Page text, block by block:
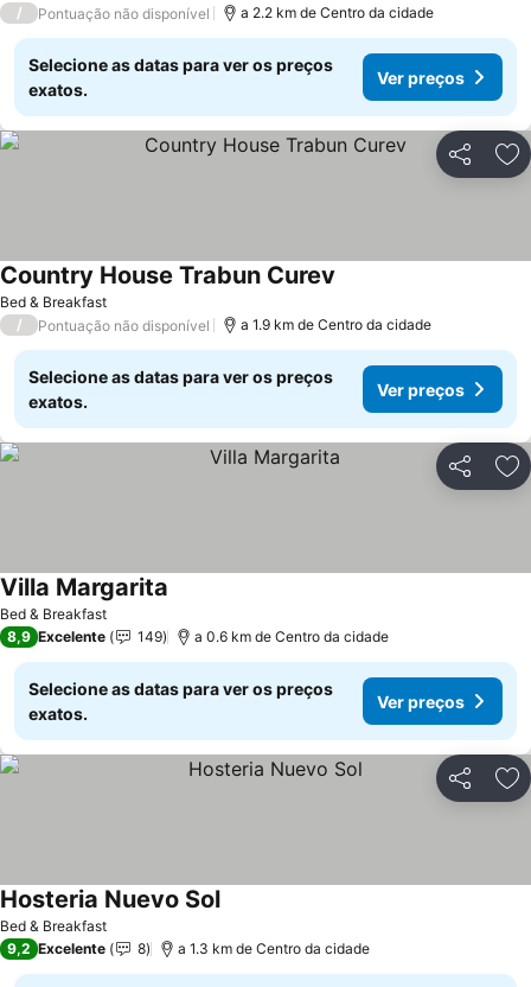
/ Pontuação não disponível a 2.2 km de Centro da cidade
Selecione as datas para ver os preços
exatos.
Ver preços
Partilhar
Bed & Breakfast
Country House Trabun Curev
/ Pontuação não disponível a 1.9 km de Centro da cidade
Selecione as datas para ver os preços
exatos.
Ver preços
Partilhar
Bed & Breakfast
Villa Margarita
8,9 Excelente 149 a 0.6 km de Centro da cidade
Selecione as datas para ver os preços
exatos.
Ver preços
Partilhar
Bed & Breakfast
Hosteria Nuevo SolVer preços
9,2 Excelente 8 a 1.3 km de Centro da cidade